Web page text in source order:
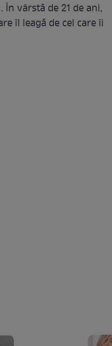
vârstă de 21 de ani,
îl leagă de cel care îi